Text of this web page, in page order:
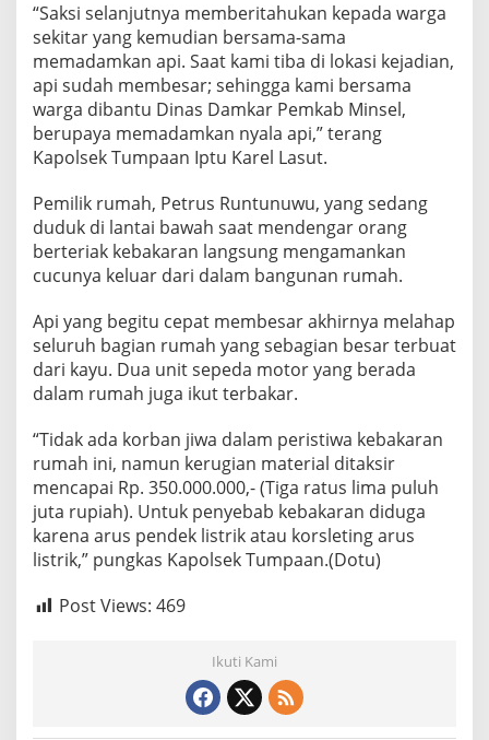
“Saksi selanjutnya memberitahukan kepada warga
sekitar yang kemudian bersama-sama
memadamkan api. Saat kami tiba di lokasi kejadian,
api sudah membesar; sehingga kami bersama
warga dibantu Dinas Damkar Pemkab Minsel,
berupaya memadamkan nyala api,” terang
Kapolsek Tumpaan Iptu Karel Lasut.
Pemilik rumah, Petrus Runtunuwu, yang sedang
duduk di lantai bawah saat mendengar orang
berteriak kebakaran langsung mengamankan
cucunya keluar dari dalam bangunan rumah.
Api yang begitu cepat membesar akhirnya melahap
seluruh bagian rumah yang sebagian besar terbuat
dari kayu. Dua unit sepeda motor yang berada
dalam rumah juga ikut terbakar.
“Tidak ada korban jiwa dalam peristiwa kebakaran
rumah ini, namun kerugian material ditaksir
mencapai Rp. 350.000.000,- (Tiga ratus lima puluh
juta rupiah). Untuk penyebab kebakaran diduga
karena arus pendek listrik atau korsleting arus
listrik,” pungkas Kapolsek Tumpaan.(Dotu)
Post Views: 469
Ikuti Kami